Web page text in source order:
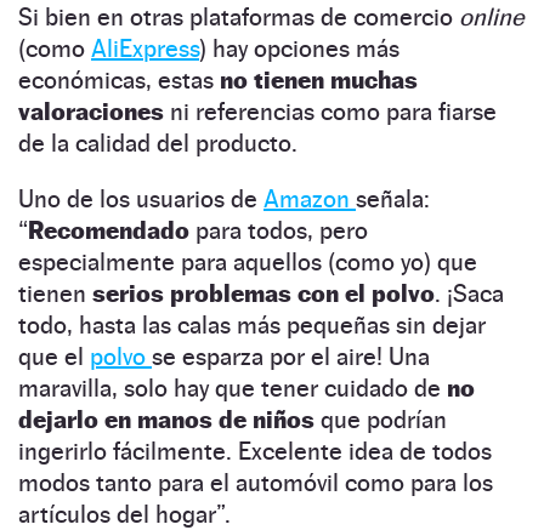
Si bien en otras plataformas de comercio online
(como AliExpress) hay opciones más
económicas, estas no tienen muchas
valoraciones ni referencias como para fiarse
de la calidad del producto.
Uno de los usuarios de Amazon señala:
“Recomendado para todos, pero
especialmente para aquellos (como yo) que
tienen serios problemas con el polvo. ¡Saca
todo, hasta las calas más pequeñas sin dejar
que el polvo se esparza por el aire! Una
maravilla, solo hay que tener cuidado de no
dejarlo en manos de niños que podrían
ingerirlo fácilmente. Excelente idea de todos
modos tanto para el automóvil como para los
artículos del hogar”.